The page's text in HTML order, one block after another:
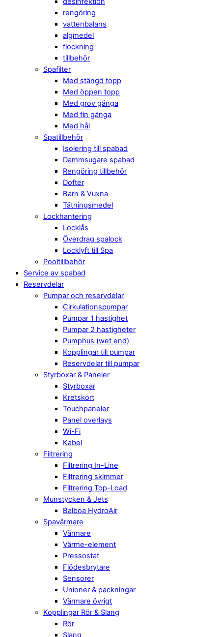
rengöring
vattenbalans
algmedel
flockning
tillbehör
Spafilter
Med stängd topp
Med öppen topp
Med grov gänga
Med fin gänga
Med hål
Spatillbehör
Isolering till spabad
Dammsugare spabad
Rengöring tillbehör
Dofter
Barn & Vuxna
Tätningsmedel
Lockhantering
Locklås
Överdrag spalock
Locklyft till Spa
Pooltillbehör
Service av spabad
Reservdelar
Pumpar och reservdelar
Cirkulationspumpar
Pumpar 1 hastighet
Pumpar 2 hastigheter
Pumphus (wet end)
Kopplingar till pumpar
Reservdelar till pumpar
Styrboxar & Paneler
Styrboxar
Kretskort
Touchpaneler
Panel overlays
Wi-Fi
Kabel
Filtrering
Filtrering In-Line
Filtrering skimmer
Filtrering Top-Load
Munstycken & Jets
Balboa HydroAir
Spavärmare
Värmare
Värme-element
Pressostat
Flödesbrytare
Sensorer
Unioner & packningar
Värmare övrigt
Kopplingar Rör & Slang
Rör
Slang